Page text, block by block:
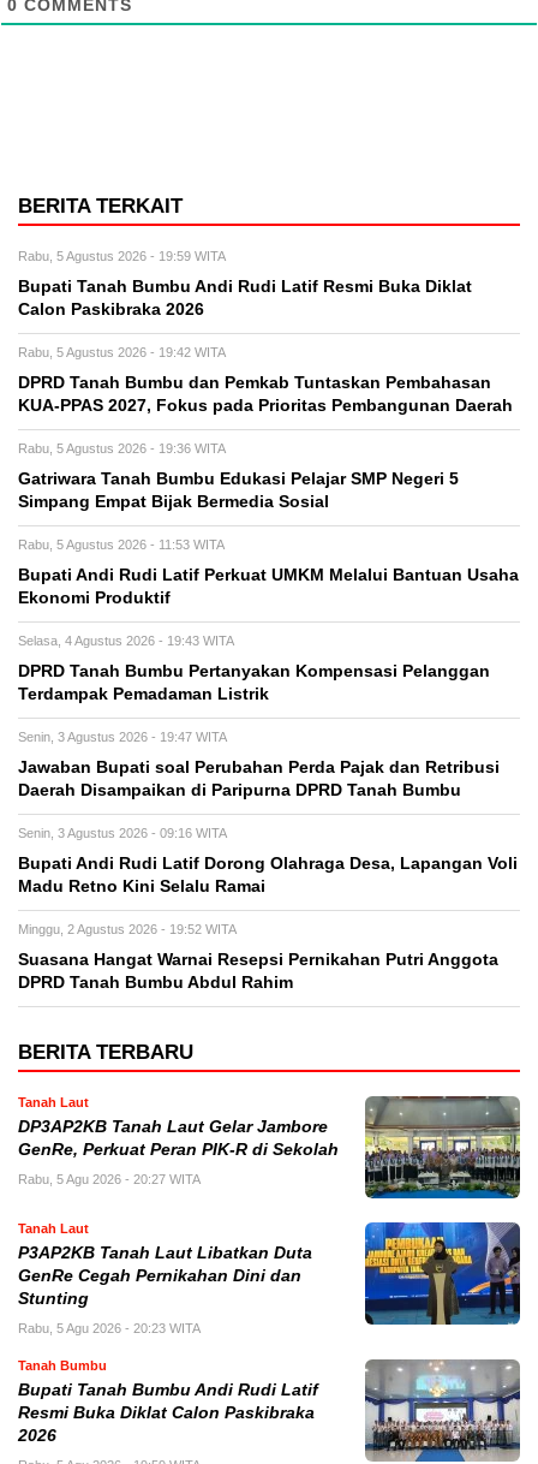
0 COMMENTS
BERITA TERKAIT
Rabu, 5 Agustus 2026 - 19:59 WITA
Bupati Tanah Bumbu Andi Rudi Latif Resmi Buka Diklat
Calon Paskibraka 2026
Rabu, 5 Agustus 2026 - 19:42 WITA
DPRD Tanah Bumbu dan Pemkab Tuntaskan Pembahasan
KUA-PPAS 2027, Fokus pada Prioritas Pembangunan Daerah
Rabu, 5 Agustus 2026 - 19:36 WITA
Gatriwara Tanah Bumbu Edukasi Pelajar SMP Negeri 5
Simpang Empat Bijak Bermedia Sosial
Rabu, 5 Agustus 2026 - 11:53 WITA
Bupati Andi Rudi Latif Perkuat UMKM Melalui Bantuan Usaha
Ekonomi Produktif
Selasa, 4 Agustus 2026 - 19:43 WITA
DPRD Tanah Bumbu Pertanyakan Kompensasi Pelanggan
Terdampak Pemadaman Listrik
Senin, 3 Agustus 2026 - 19:47 WITA
Jawaban Bupati soal Perubahan Perda Pajak dan Retribusi
Daerah Disampaikan di Paripurna DPRD Tanah Bumbu
Senin, 3 Agustus 2026 - 09:16 WITA
Bupati Andi Rudi Latif Dorong Olahraga Desa, Lapangan Voli
Madu Retno Kini Selalu Ramai
Minggu, 2 Agustus 2026 - 19:52 WITA
Suasana Hangat Warnai Resepsi Pernikahan Putri Anggota
DPRD Tanah Bumbu Abdul Rahim
BERITA TERBARU
Tanah Laut
DP3AP2KB Tanah Laut Gelar Jambore
GenRe, Perkuat Peran PIK-R di Sekolah
Rabu, 5 Agu 2026 - 20:27 WITA
Tanah Laut
P3AP2KB Tanah Laut Libatkan Duta
GenRe Cegah Pernikahan Dini dan
Stunting
Rabu, 5 Agu 2026 - 20:23 WITA
Tanah Bumbu
Bupati Tanah Bumbu Andi Rudi Latif
Resmi Buka Diklat Calon Paskibraka
2026